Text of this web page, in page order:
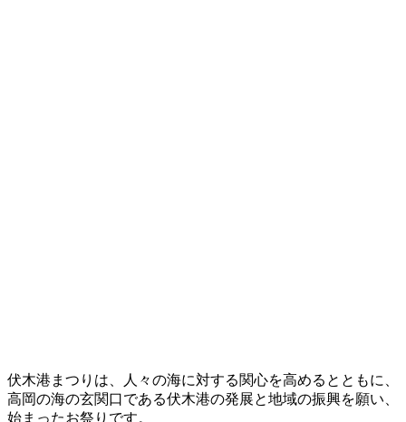
伏木港まつりは、人々の海に対する関心を高めるとともに、
高岡の海の玄関口である伏木港の発展と地域の振興を願い、
始まったお祭りです。